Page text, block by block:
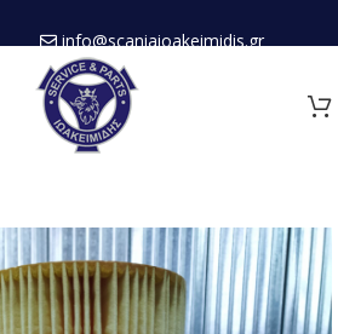
info@scaniaioakeimidis.gr